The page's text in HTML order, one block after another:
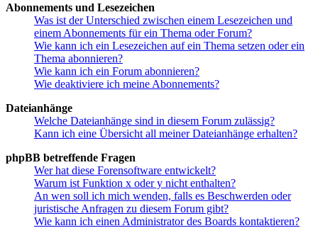
Abonnements und Lesezeichen
Was ist der Unterschied zwischen einem Lesezeichen und
einem Abonnements für ein Thema oder Forum?
Wie kann ich ein Lesezeichen auf ein Thema setzen oder ein
Thema abonnieren?
Wie kann ich ein Forum abonnieren?
Wie deaktiviere ich meine Abonnements?
Dateianhänge
Welche Dateianhänge sind in diesem Forum zulässig?
Kann ich eine Übersicht all meiner Dateianhänge erhalten?
phpBB betreffende Fragen
Wer hat diese Forensoftware entwickelt?
Warum ist Funktion x oder y nicht enthalten?
An wen soll ich mich wenden, falls es Beschwerden oder
juristische Anfragen zu diesem Forum gibt?
Wie kann ich einen Administrator des Boards kontaktieren?